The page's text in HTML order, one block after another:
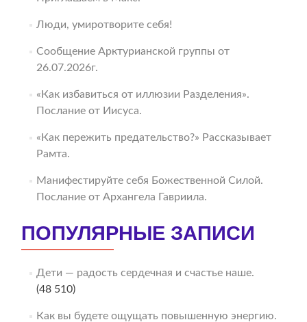
Люди, умиротворите себя!
Сообщение Арктурианской группы от
26.07.2026г.
«Как избавиться от иллюзии Разделения».
Послание от Иисуса.
«Как пережить предательство?» Рассказывает
Рамта.
Манифестируйте себя Божественной Силой.
Послание от Архангела Гавриила.
ПОПУЛЯРНЫЕ ЗАПИСИ
Дети — радость сердечная и счастье наше.
(48 510)
Как вы будете ощущать повышенную энергию.